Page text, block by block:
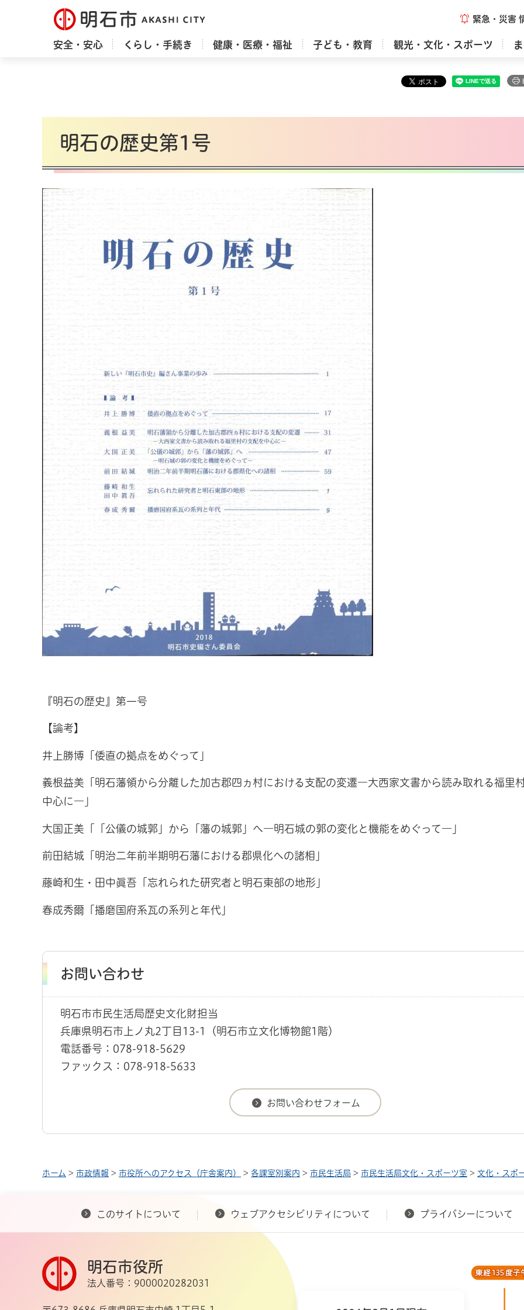
明石市 緊急・災害
安全・安心 くらし・手続き 健康・医療・福祉 子ども・教育 観光・文化・スポーツ
明石の歴史第1号
『明石の歴史』第一号
【論考】
井上勝博「倭直の拠点をめぐって」
義根益美「明石藩領から分離した加古郡四ヵ村における支配の変遷―大西家文書から読み取れる福里
中心に―」
大国正美「「公儀の城郭」から「藩の城郭」へ―明石城の郭の変化と機能をめぐって―」
前田結城「明治二年前半期明石藩における郡県化への諸相」
藤崎和生・田中眞吾「忘れられた研究者と明石東部の地形」
春成秀爾「播磨国府系瓦の系列と年代」
お問い合わせ
明石市市民生活局歴史文化財担当
兵庫県明石市上ノ丸2丁目13-1（明石市立文化博物館1階）
電話番号：078-918-5629
ファックス：078-918-5633
ホーム > 市政情報 > 市役所へのアクセス（庁舎案内） > 各課室別案内 > 市民生活局 > 市民生活局文化・スポーツ室 > 文化・スポ
このサイトについて ウェブアクセシビリティについて プライバシーについて
明石市役所
法人番号：9000020282031